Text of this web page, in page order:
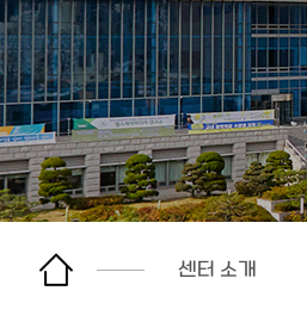
센터 소개